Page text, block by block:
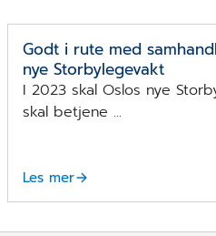
Godt i rute med
nye Storbylegevakt
I 2023 skal Oslos nye
skal betjene ...
Les mer